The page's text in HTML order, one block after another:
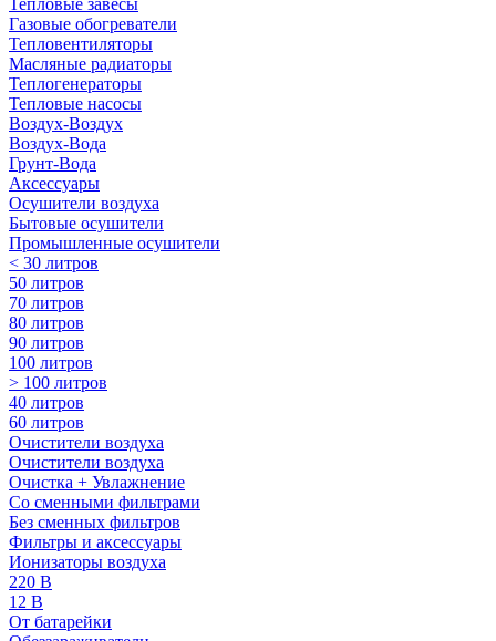
Тепловые завесы
Газовые обогреватели
Тепловентиляторы
Масляные радиаторы
Теплогенераторы
Тепловые насосы
Воздух-Воздух
Воздух-Вода
Грунт-Вода
Аксессуары
Осушители воздуха
Бытовые осушители
Промышленные осушители
< 30 литров
50 литров
70 литров
80 литров
90 литров
100 литров
> 100 литров
40 литров
60 литров
Очистители воздуха
Очистители воздуха
Очистка + Увлажнение
Cо сменными фильтрами
Без сменных фильтров
Фильтры и аксессуары
Ионизаторы воздуха
220 В
12 В
От батарейки